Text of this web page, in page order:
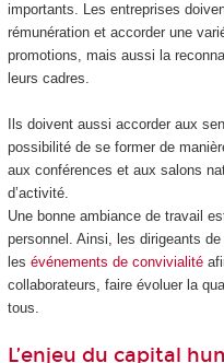
importants. Les entreprises
rémunération et accorder une
promotions, mais aussi la
leurs cadres.
Ils doivent aussi accorder aux
possibilité de se former de
aux conférences et aux salons
d’activité.
Une bonne ambiance de travail
personnel. Ainsi, les dirigeants
les événements de convivialité
collaborateurs, faire évoluer la
tous.
L’enjeu du capital